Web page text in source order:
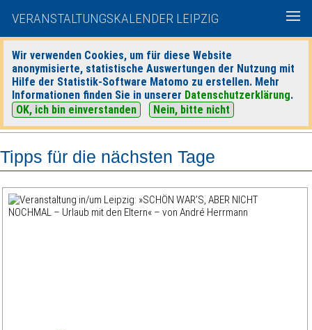
VERANSTALTUNGSKALENDER LEIPZIG
Wir verwenden Cookies, um für diese Website
anonymisierte, statistische Auswertungen der Nutzung mit
Hilfe der Statistik-Software Matomo zu erstellen. Mehr
Informationen finden Sie in unserer Datenschutzerklärung.
OK, ich bin einverstanden
Nein, bitte nicht
heute|morgen| Detaillierte Suche
Tipps für die nächsten Tage